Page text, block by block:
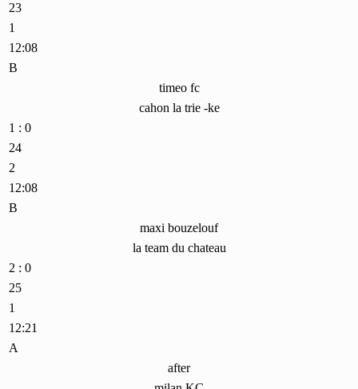
23
1
12:08
B
timeo fc
cahon la trie -ke
1 : 0
24
2
12:08
B
maxi bouzelouf
la team du chateau
2 : 0
25
1
12:21
A
after